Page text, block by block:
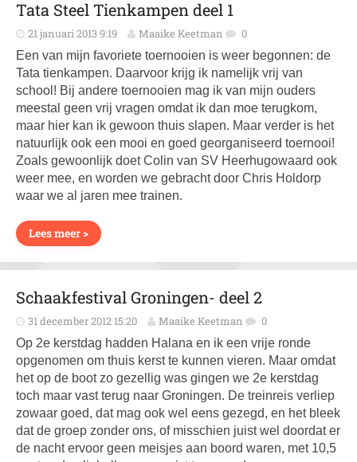
Tata Steel Tienkampen deel 1
21 januari 2013 9:19 Maaike Keetman 0
Een van mijn favoriete toernooien is weer begonnen: de
Tata tienkampen. Daarvoor krijg ik namelijk vrij van
school! Bij andere toernooien mag ik van mijn ouders
meestal geen vrij vragen omdat ik dan moe terugkom,
maar hier kan ik gewoon thuis slapen. Maar verder is het
natuurlijk ook een mooi en goed georganiseerd toernooi!
Zoals gewoonlijk doet Colin van SV Heerhugowaard ook
weer mee, en worden we gebracht door Chris Holdorp
waar we al jaren mee trainen.
Lees meer >
Schaakfestival Groningen- deel 2
31 december 2012 15:20 Maaike Keetman 0
Op 2e kerstdag hadden Halana en ik een vrije ronde
opgenomen om thuis kerst te kunnen vieren. Maar omdat
het op de boot zo gezellig was gingen we 2e kerstdag
toch maar vast terug naar Groningen. De treinreis verliep
zowaar goed, dat mag ook wel eens gezegd, en het bleek
dat de groep zonder ons, of misschien juist wel doordat er
de nacht ervoor geen meisjes aan boord waren, met 10,5